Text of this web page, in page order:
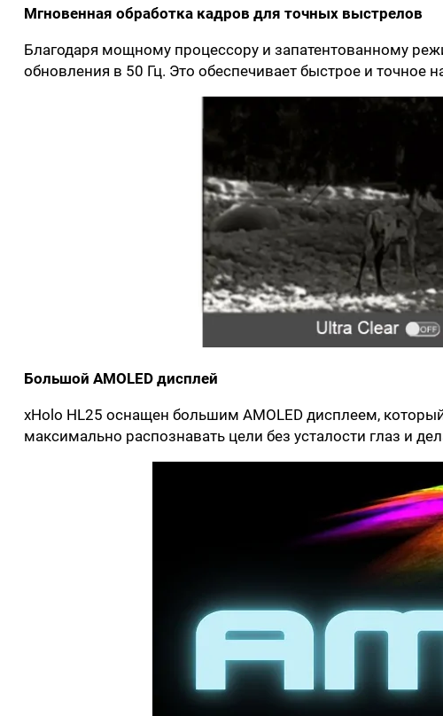
Мгновенная обработка кадров для точных выстрелов
Благодаря мощному процессору и запатентованному
обновления в 50 Гц. Это обеспечивает быстрое и
Большой AMOLED дисплей
xHolo HL25 оснащен большим AMOLED дисплеем,
максимально распознавать цели без усталости глаз и